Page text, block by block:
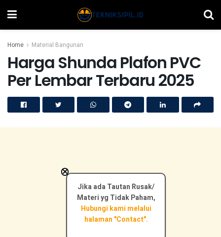
Home Material Bangunan
Harga Shunda Plafon PVC
Per Lembar Terbaru 2025
Jika ada Tautan Rusak/
Materi yg Tidak Paham,
Hubungi kami melalui
halaman "Contact".
×